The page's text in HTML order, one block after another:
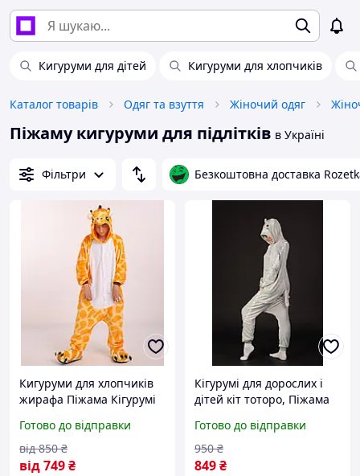
Кигуруми для дітей Кигуруми для хлопчиків
Каталог товарів Одяг та взуття Жіночий одяг
Піжаму кигуруми для підлітків в Україні
Фільтри Безкоштовна доставка
Кигуруми для хлопчиків
жирафа Піжама Кігурумі
дитяча Жирафик
Kigurumi помаранчева
Готово до відправки
від749₴
від 850 ₴
Кігурумі для дорослих і
дітей кіт тоторо, Піжама
підлітків кіт тоторо
Готово до відправки
849₴
950 ₴